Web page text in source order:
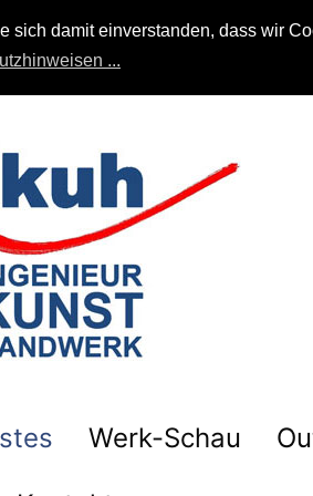
damit einverstanden, dass wir
...
Werk-Schau